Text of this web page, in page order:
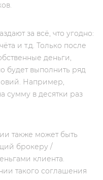
за всё, что угодно:
и т.д. Только после
деньги,
будет выполнить ряд
Например,
сумму в десятки раз
также может быть
брокеру /
клиента.
такого соглашения